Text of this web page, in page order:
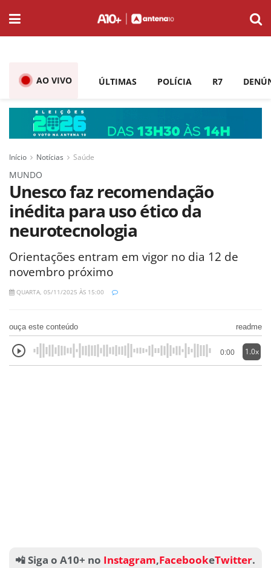
AO VIVO ÚLTIMAS POLÍCIA R7
Início Notícias Saúde
MUNDO
Unesco faz recomendação
inédita para uso ético da
neurotecnologia
Orientações entram em vigor no dia 12 de
novembro próximo
QUARTA, 05/11/2025 ÀS 15:00
ouça este conteúdo readme
0:00 1.0x
📲 Siga o A10+ no Instagram,FacebookeTwitter.